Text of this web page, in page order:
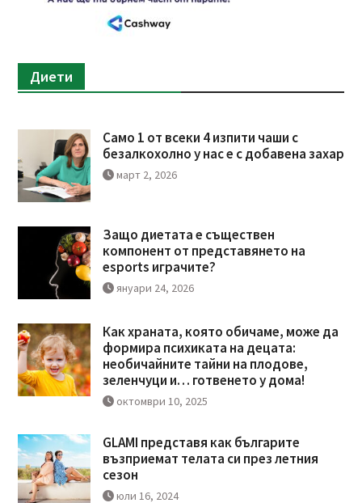
Диети
Само 1 от всеки 4 изпити чаши с
безалкохолно у нас е с добавена захар
март 2, 2026
Защо диетата е съществен
компонент от представянето на
esports играчите?
януари 24, 2026
Как храната, която обичаме, може да
формира психиката на децата:
необичайните тайни на плодове,
зеленчуци и… готвенето у дома!
октомври 10, 2025
GLAMI представя как българите
възприемат телата си през летния
сезон
юли 16, 2024